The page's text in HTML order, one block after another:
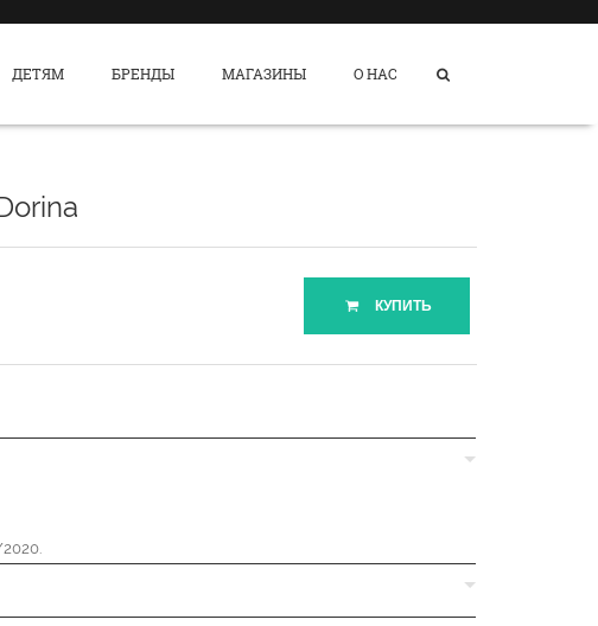
ДЕТЯМ БРЕНДЫ МАГАЗИНЫ О НАС
КУПИТЬ